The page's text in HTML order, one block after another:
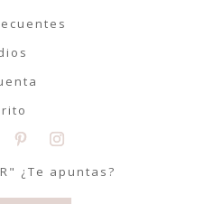
¿Te apuntas?